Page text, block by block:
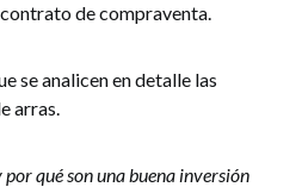
de compraventa.
se analicen en detalle las
arras.
por qué son una buena inversión